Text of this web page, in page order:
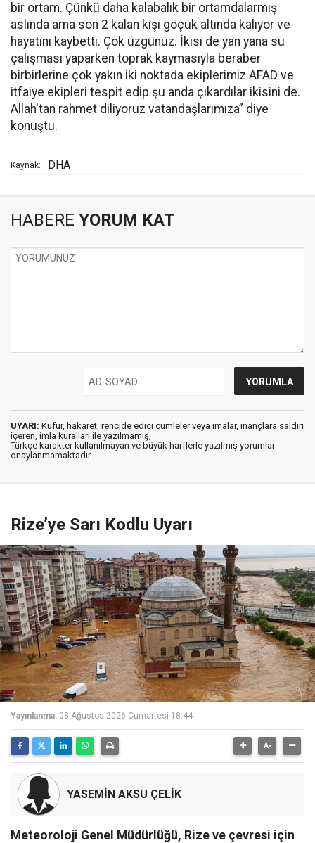
bir ortam. Çünkü daha kalabalık bir ortamdalarmış
aslında ama son 2 kalan kişi göçük altında kalıyor ve
hayatını kaybetti. Çok üzgünüz. İkisi de yan yana su
çalışması yaparken toprak kaymasıyla beraber
birbirlerine çok yakın iki noktada ekiplerimiz AFAD ve
itfaiye ekipleri tespit edip şu anda çıkardılar ikisini de.
Allah'tan rahmet diliyoruz vatandaşlarımıza” diye
konuştu.
Kaynak: DHA
HABERE YORUM KAT
UYARI: Küfür, hakaret, rencide edici cümleler veya imalar, inançlara saldırı
içeren, imla kuralları ile yazılmamış,
Türkçe karakter kullanılmayan ve büyük harflerle yazılmış yorumlar
onaylanmamaktadır.
Rize’ye Sarı Kodlu Uyarı
Yayınlanma: 08 Ağustos 2026 Cumartesi 18:44
YASEMİN AKSU ÇELİK
Meteoroloji Genel Müdürlüğü, Rize ve çevresi için